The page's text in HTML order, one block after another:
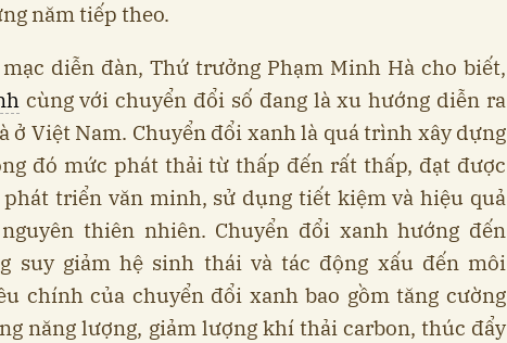
năm tiếp theo.
diễn đàn, Thứ trưởng Phạm Minh Hà cho biết,
cùng với chuyển đổi số đang là xu hướng diễn ra
ở Việt Nam. Chuyển đổi xanh là quá trình xây dựng
đó mức phát thải từ thấp đến rất thấp, đạt được
triển văn minh, sử dụng tiết kiệm và hiệu quả
thiên nhiên. Chuyển đổi xanh hướng đến
suy giảm hệ sinh thái và tác động xấu đến môi
chính của chuyển đổi xanh bao gồm tăng cường
năng lượng, giảm lượng khí thải carbon, thúc đẩy